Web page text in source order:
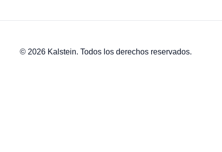
© 2026 Kalstein. Todos los derechos reservados.